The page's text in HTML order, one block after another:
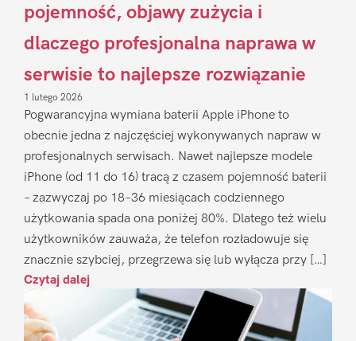
pojemność, objawy zużycia i
dlaczego profesjonalna naprawa w
serwisie to najlepsze rozwiązanie
1 lutego 2026
Pogwarancyjna wymiana baterii Apple iPhone to
obecnie jedna z najczęściej wykonywanych napraw w
profesjonalnych serwisach. Nawet najlepsze modele
iPhone (od 11 do 16) tracą z czasem pojemność baterii
– zazwyczaj po 18–36 miesiącach codziennego
użytkowania spada ona poniżej 80%. Dlatego też wielu
użytkowników zauważa, że telefon rozładowuje się
znacznie szybciej, przegrzewa się lub wyłącza przy […]
Czytaj dalej